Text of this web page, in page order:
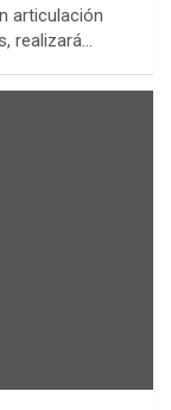
articulación
realizará…